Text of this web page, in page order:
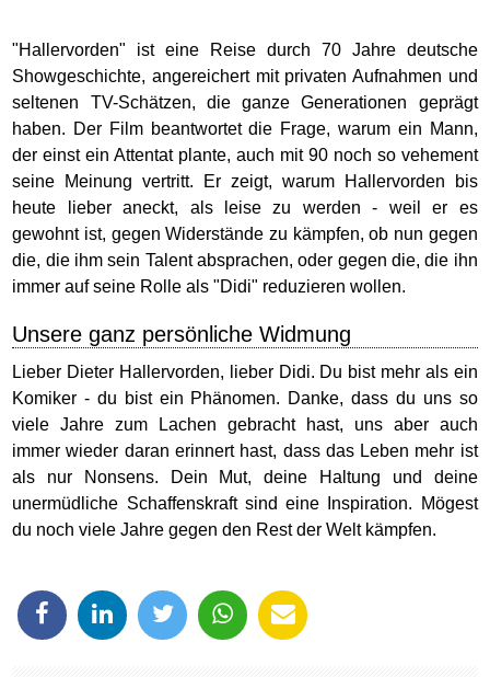
"Hallervorden" ist eine Reise durch 70 Jahre deutsche
Showgeschichte, angereichert mit privaten Aufnahmen und
seltenen TV-Schätzen, die ganze Generationen geprägt
haben. Der Film beantwortet die Frage, warum ein Mann,
der einst ein Attentat plante, auch mit 90 noch so vehement
seine Meinung vertritt. Er zeigt, warum Hallervorden bis
heute lieber aneckt, als leise zu werden - weil er es
gewohnt ist, gegen Widerstände zu kämpfen, ob nun gegen
die, die ihm sein Talent absprachen, oder gegen die, die ihn
immer auf seine Rolle als "Didi" reduzieren wollen.
Unsere ganz persönliche Widmung
Lieber Dieter Hallervorden, lieber Didi. Du bist mehr als ein
Komiker - du bist ein Phänomen. Danke, dass du uns so
viele Jahre zum Lachen gebracht hast, uns aber auch
immer wieder daran erinnert hast, dass das Leben mehr ist
als nur Nonsens. Dein Mut, deine Haltung und deine
unermüdliche Schaffenskraft sind eine Inspiration. Mögest
du noch viele Jahre gegen den Rest der Welt kämpfen.